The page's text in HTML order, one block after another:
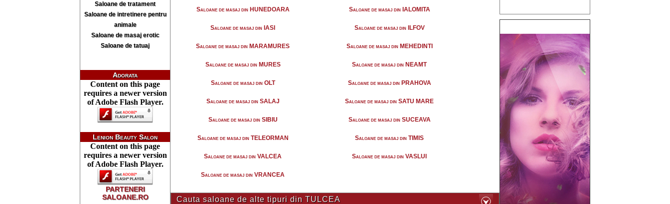
Saloane de tratament
Saloane de intretinere pentru
animale
Saloane de masaj erotic
Saloane de tatuaj
Adorata
Content on this page
requires a newer version
of Adobe Flash Player.
Lenion Beauty Salon
Content on this page
requires a newer version
of Adobe Flash Player.
PARTENERI
SALOANE.RO
Saloane de masaj din HUNEDOARA Saloane de masaj din IALOMITA
Saloane de masaj din IASI Saloane de masaj din ILFOV
Saloane de masaj din MARAMURES Saloane de masaj din MEHEDINTI
Saloane de masaj din MURES Saloane de masaj din NEAMT
Saloane de masaj din OLT Saloane de masaj din PRAHOVA
Saloane de masaj din SALAJ Saloane de masaj din SATU MARE
Saloane de masaj din SIBIU Saloane de masaj din SUCEAVA
Saloane de masaj din TELEORMAN Saloane de masaj din TIMIS
Saloane de masaj din VALCEA Saloane de masaj din VASLUI
Saloane de masaj din VRANCEA
Cauta saloane de alte tipuri din TULCEA